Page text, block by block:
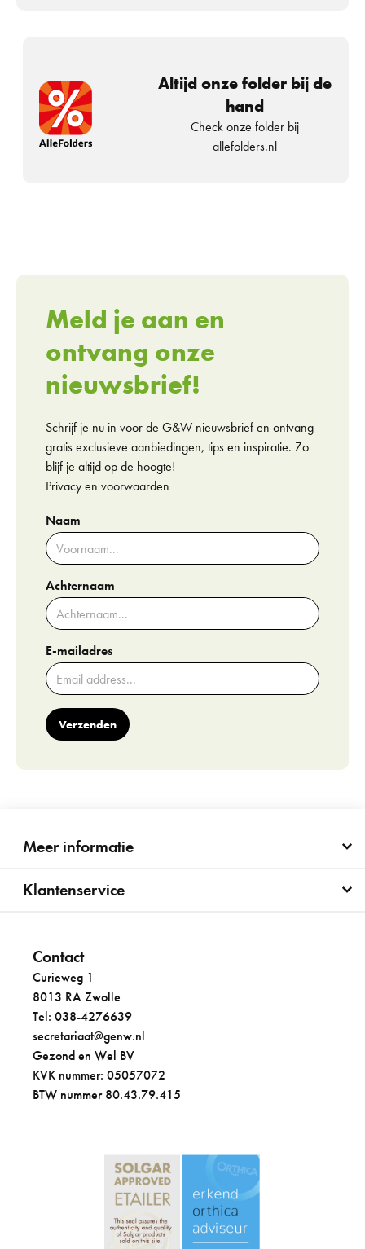
Altijd onze folder bij de
hand
Check onze folder bij
allefolders.nl
Meld je aan en
ontvang onze
nieuwsbrief!
Schrijf je nu in voor de G&W nieuwsbrief en ontvang
gratis exclusieve aanbiedingen, tips en inspiratie. Zo
blijf je altijd op de hoogte!
Privacy en voorwaarden
Naam
Achternaam
E-mailadres
Verzenden
Meer informatie
Klantenservice
Contact
Curieweg 1
8013 RA Zwolle
Tel: 038-4276639
secretariaat@genw.nl
Gezond en Wel BV
KVK nummer: 05057072
BTW nummer 80.43.79.415